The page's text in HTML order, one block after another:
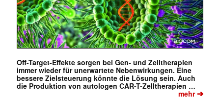
Off-Target-Effekte sorgen bei Gen- und Zelltherapien
immer wieder für unerwartete Nebenwirkungen. Eine
bessere Zielsteuerung könnte die Lösung sein. Auch
die Produktion von autologen CAR-T-Zelltherapien …
mehr➔